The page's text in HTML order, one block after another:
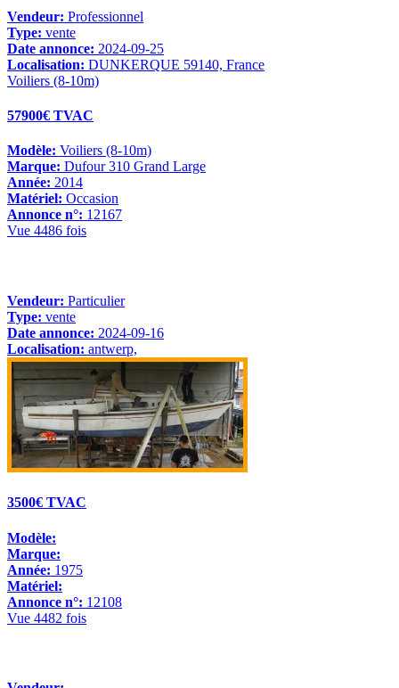
Vendeur: Professionnel
Type: vente
Date annonce: 2024-09-25
Localisation: DUNKERQUE 59140, France
Voiliers (8-10m)
57900€ TVAC
Modèle: Voiliers (8-10m)
Marque: Dufour 310 Grand Large
Année: 2014
Matériel: Occasion
Annonce n°: 12167
Vue 4486 fois
Vendeur: Particulier
Type: vente
Date annonce: 2024-09-16
Localisation: antwerp,
3500€ TVAC
Modèle:
Marque:
Année: 1975
Matériel:
Annonce n°: 12108
Vue 4482 fois